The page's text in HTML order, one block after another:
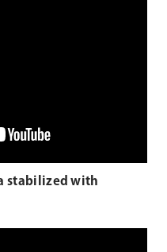
stabilized with